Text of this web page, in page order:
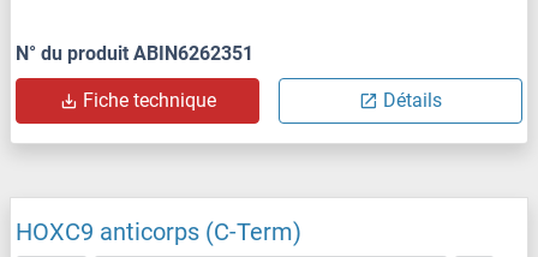
N° du produit ABIN6262351
Fiche technique Détails
HOXC9 anticorps (C-Term)